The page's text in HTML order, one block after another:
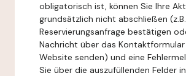
obligatorisch ist, können Sie Ihre
grundsätzlich nicht abschließen
Reservierungsanfrage bestätigen
Nachricht über das
Website senden) und eine
Sie über die auszufüllenden Felder